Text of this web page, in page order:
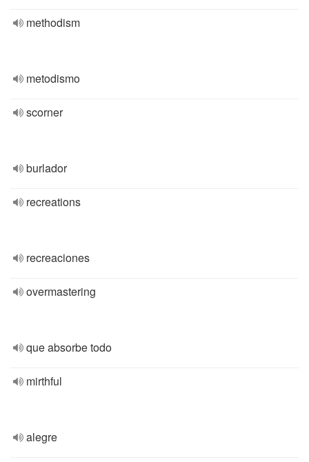
methodism
metodismo
scorner
burlador
recreations
recreaciones
overmastering
que absorbe todo
mirthful
alegre